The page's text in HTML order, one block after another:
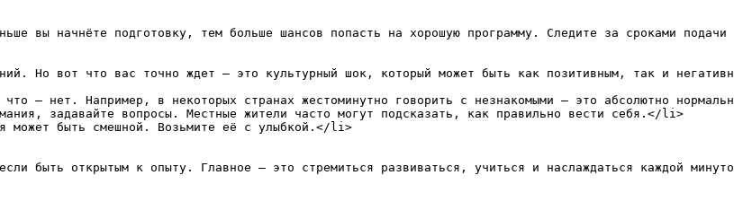
вы начнёте подготовку, тем больше шансов попасть на хорошую программу. Следите за сроками
Но вот что вас точно ждет — это культурный шок, который может быть как позитивным, так и
— нет. Например, в некоторых странах жестоминутно говорить с незнакомыми — это абсолютно
задавайте вопросы. Местные жители часто могут подсказать, как правильно вести себя.</li>
может быть смешной. Возьмите её с улыбкой.</li>